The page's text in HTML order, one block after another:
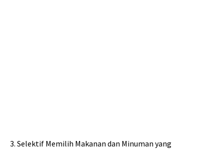
3. Selektif Memilih Makanan dan Minuman yang